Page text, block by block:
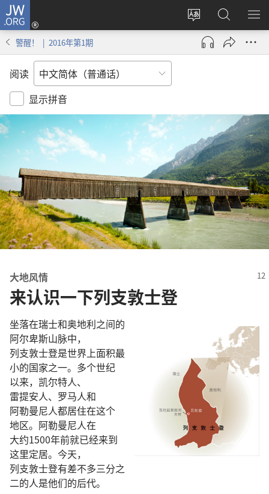
JW.ORG
更
改
网
登
录
（打
搜
索
JW.ORG
显
警醒！ | 2016年第1期
阅读
显示拼音
大地风情
来认识一下列支敦士登
坐落在瑞士和奥地利之间的
阿尔卑斯山脉中，
列支敦士登是世界上面积最
小的国家之一。 多个世纪
以来， 凯尔特人、
雷提安人、 罗马人和
阿勒曼尼人都居住在这个
地区。 阿勒曼尼人在
大约1500年前就已经来到
这里定居。 今天，
列支敦士登有差不多三分之
二的人是他们的后代。